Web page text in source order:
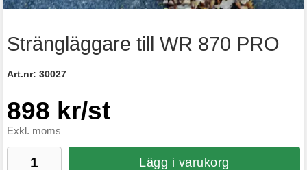
Strängläggare till WR 870 PRO
Art.nr: 30027
898 kr/st
Exkl. moms
Lägg i varukorg